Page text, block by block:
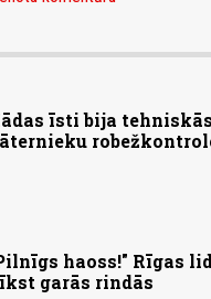
īsti bija
haoss!" Rīgas
garās rindās